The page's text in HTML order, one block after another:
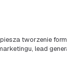
tworzenie
lead